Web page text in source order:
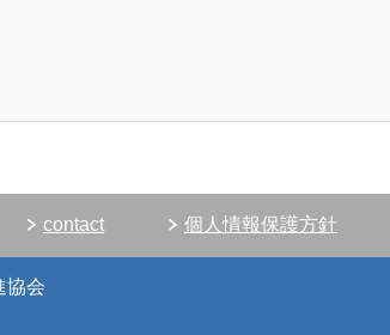
contact 個人情報保護方針
協会